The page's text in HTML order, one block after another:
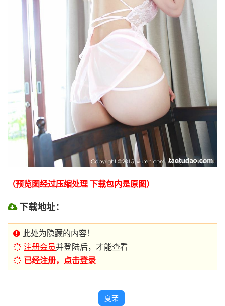
（预览图经过压缩处理 下载包内是原图）
下载地址：
此处为隐藏的内容！
注册会员并登陆后，才能查看
已经注册，点击登录
夏茉